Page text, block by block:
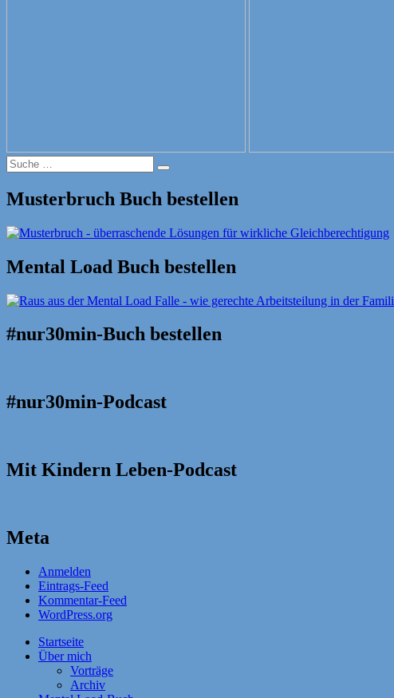
Suche
nach:
Suche
Musterbruch Buch bestellen
Mental Load Buch bestellen
#nur30min-Buch bestellen
#nur30min-Podcast
Mit Kindern Leben-Podcast
Meta
Anmelden
Eintrags-Feed
Kommentar-Feed
WordPress.org
Startseite
Über mich
Vorträge
Archiv